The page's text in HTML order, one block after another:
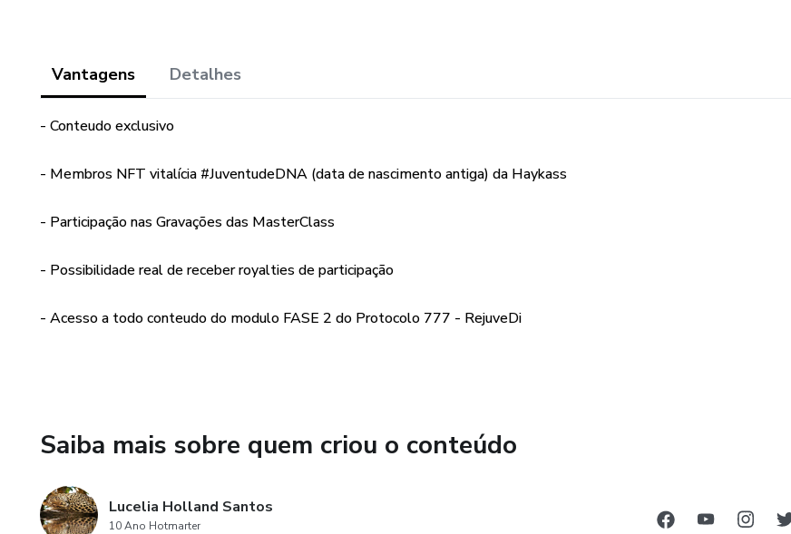
Vantagens Detalhes
- Conteudo exclusivo
- Membros NFT vitalícia #JuventudeDNA (data de nascimento antiga) da Haykass
- Participação nas Gravações das MasterClass
- Possibilidade real de receber royalties de participação
- Acesso a todo conteudo do modulo FASE 2 do Protocolo 777 - RejuveDi
Saiba mais sobre quem criou o conteúdo
Lucelia Holland Santos
10 Ano Hotmarter